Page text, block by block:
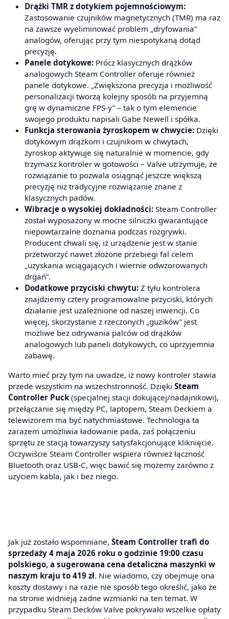
Drążki TMR z dotykiem pojemnościowym:
Zastosowanie czujników magnetycznych (TMR) ma raz
na zawsze wyeliminować problem „dryfowania”
analogów, oferując przy tym niespotykaną dotąd
precyzję.
Panele dotykowe: Prócz klasycznych drążków
analogowych Steam Controller oferuje również
panele dotykowe. „Zwiększona precyzja i możliwość
personalizacji tworzą kolejny sposób na przyjemną
grę w dynamiczne FPS-y” – tak o tym elemencie
swojego produktu napisali Gabe Newell i spółka.
Funkcja sterowania żyroskopem w chwycie: Dzięki
dotykowym drążkom i czujnikom w chwytach,
żyroskop aktywuje się naturalnie w momencie, gdy
trzymasz kontroler w gotowości – Valve utrzymuje, że
rozwiązanie to pozwala osiągnąć jeszcze większą
precyzję niż tradycyjne rozwiązanie znane z
klasycznych padów.
Wibracje o wysokiej dokładności: Steam Controller
został wyposażony w mocne silniczki gwarantujące
niepowtarzalne doznania podczas rozgrywki.
Producent chwali się, iż urządzenie jest w stanie
przetworzyć nawet złożone przebiegi fal celem
„uzyskania wciągających i wiernie odwzorowanych
drgań”.
Dodatkowe przyciski chwytu: Z tyłu kontrolera
znajdziemy cztery programowalne przyciski, których
działanie jest uzależnione od naszej inwencji. Co
więcej, skorzystanie z rzeczonych „guzików” jest
możliwe bez odrywania palców od drążków
analogowych lub paneli dotykowych, co uprzyjemnia
zabawę.
Warto mieć przy tym na uwadze, iż nowy kontroler stawia
przede wszystkim na wszechstronność. Dzięki Steam
Controller Puck (specjalnej stacji dokującej/nadajnikowi),
przełączanie się między PC, laptopem, Steam Deckiem a
telewizorem ma być natychmiastowe. Technologia ta
zarazem umożliwia ładowanie pada, zaś połączeniu
sprzętu ze stacją towarzyszy satysfakcjonujące kliknięcie.
Oczywiście Steam Controller wspiera również łączność
Bluetooth oraz USB-C, więc bawić się możemy zarówno z
użyciem kabla, jak i bez niego.
Jak już zostało wspomniane, Steam Controller trafi do
sprzedaży 4 maja 2026 roku o godzinie 19:00 czasu
polskiego, a sugerowana cena detaliczna maszynki w
naszym kraju to 419 zł. Nie wiadomo, czy obejmuje ona
koszty dostawy i na razie nie sposób tego określić, jako że
na stronie widnieją żadne wzmianki na ten temat. W
przypadku Steam Decków Valve pokrywało wszelkie opłaty